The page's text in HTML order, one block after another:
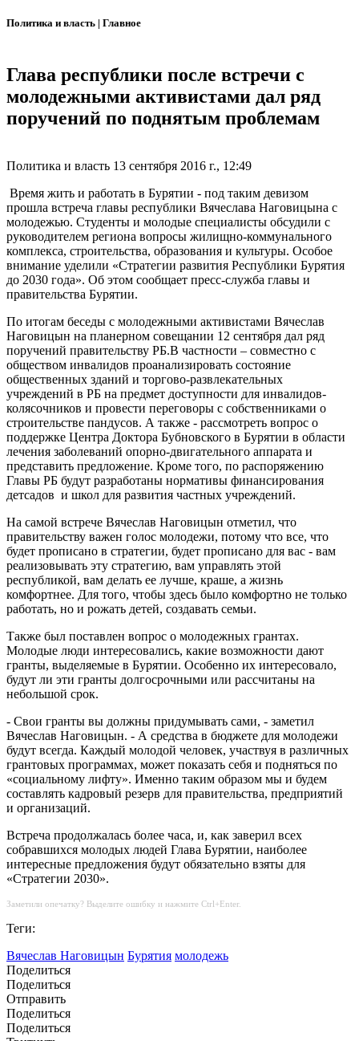
Политика и власть | Главное
Глава республики после встречи с
молодежными активистами дал ряд
поручений по поднятым проблемам
Политика и власть 13 сентября 2016 г., 12:49
Время жить и работать в Бурятии - под таким девизом
прошла встреча главы республики Вячеслава Наговицына с
молодежью. Студенты и молодые специалисты обсудили с
руководителем региона вопросы жилищно-коммунального
комплекса, строительства, образования и культуры. Особое
внимание уделили «Стратегии развития Республики Бурятия
до 2030 года». Об этом сообщает пресс-служба главы и
правительства Бурятии.
По итогам беседы с молодежными активистами Вячеслав
Наговицын на планерном совещании 12 сентября дал ряд
поручений правительству РБ.В частности – совместно с
обществом инвалидов проанализировать состояние
общественных зданий и торгово-развлекательных
учреждений в РБ на предмет доступности для инвалидов-
колясочников и провести переговоры с собственниками о
строительстве пандусов. А также - рассмотреть вопрос о
поддержке Центра Доктора Бубновского в Бурятии в области
лечения заболеваний опорно-двигательного аппарата и
представить предложение. Кроме того, по распоряжению
Главы РБ будут разработаны нормативы финансирования
детсадов и школ для развития частных учреждений.
На самой встрече Вячеслав Наговицын отметил, что
правительству важен голос молодежи, потому что все, что
будет прописано в стратегии, будет прописано для вас - вам
реализовывать эту стратегию, вам управлять этой
республикой, вам делать ее лучше, краше, а жизнь
комфортнее. Для того, чтобы здесь было комфортно не только
работать, но и рожать детей, создавать семьи.
Также был поставлен вопрос о молодежных грантах.
Молодые люди интересовались, какие возможности дают
гранты, выделяемые в Бурятии. Особенно их интересовало,
будут ли эти гранты долгосрочными или рассчитаны на
небольшой срок.
- Свои гранты вы должны придумывать сами, - заметил
Вячеслав Наговицын. - А сред­ства в бюджете для молодежи
будут всегда. Каждый молодой человек, участвуя в различных
грантовых программах, может показать себя и подняться по
«социальному лифту». Именно таким образом мы и будем
составлять кадровый резерв для правительства, предприятий
и организаций.
Встреча продолжалась более часа, и, как заверил всех
собравшихся молодых людей Глава Бурятии, наиболее
интересные предложения будут обязательно взяты для
«Стратегии 2030».
Заметили опечатку? Выделите ошибку и нажмите Ctrl+Enter.
Теги:
Вячеслав Наговицын Бурятия молодежь
Поделиться
Поделиться
Отправить
Поделиться
Поделиться